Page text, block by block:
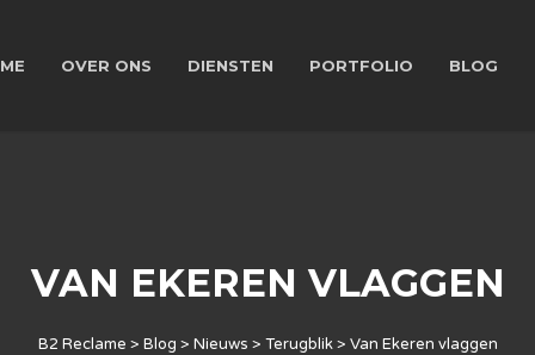
OVER ONS DIENSTEN PORTFOLIO BLOG
VAN EKEREN VLAGGEN
B2 Reclame > Blog > Nieuws > Terugblik> Van Ekeren vlaggen